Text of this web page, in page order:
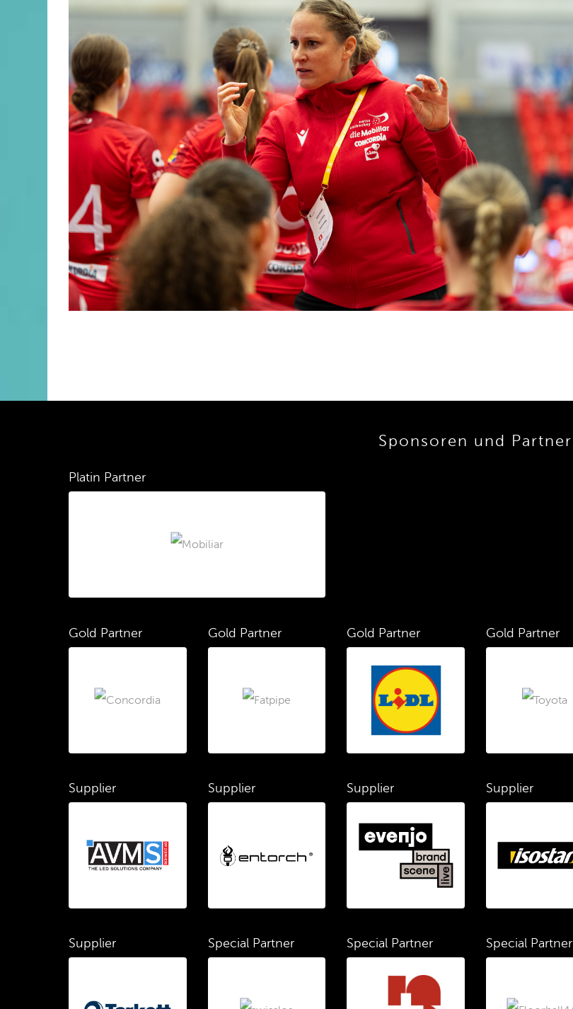
Sponsoren und Partner
Platin Partner
Gold Partner Gold Partner Gold Partner Gold Partner
Supplier Supplier Supplier Supplier
Supplier Special Partner Special Partner Special Partner